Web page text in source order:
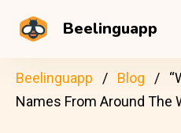
Beelinguapp
Beelinguapp Blog
Names From Around The